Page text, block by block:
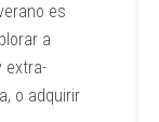
es
a
extra-
o adquirir